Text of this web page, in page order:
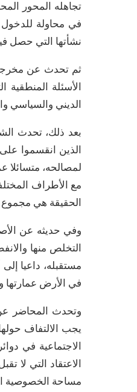
تجاهله المحور
في محاولة
نشأتها التي حصل
ثم تحدث عن مخرجات
الأسئلة
الديني والسياسي
بعد ذلك، تحدث
الذين انقسموا
لمصالحه، متسائلا
مع الأطراف
الحقيقة هي
وفي حديثه عن
التخلص منها
مستقبله، داعيا
في الأرض عمارتها
وتحدث المحاضر
يجب الالتفاف
الاجتماعية في
الاعتقاد التي لا
مساحة الخصوصية